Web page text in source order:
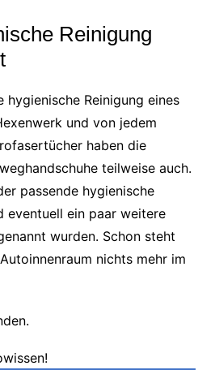
Reinigung
hygienische Reinigung eines
und von jedem
haben die
teilweise auch.
passende hygienische
eventuell ein paar weitere
wurden. Schon steht
nichts mehr im